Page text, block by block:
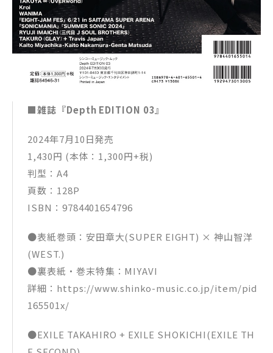
■雑誌『Depth EDITION 03』
2024年7月10日発売
1,430円 (本体：1,300円+税)
判型：A4
頁数：128P
ISBN：9784401654796
●表紙巻頭：安田章大(SUPER EIGHT) × 神山智洋
(WEST.)
●裏表紙・巻末特集：MIYAVI
詳細：https://www.shinko-music.co.jp/item/pid
165501x/
●EXILE TAKAHIRO + EXILE SHOKICHI(EXILE TH